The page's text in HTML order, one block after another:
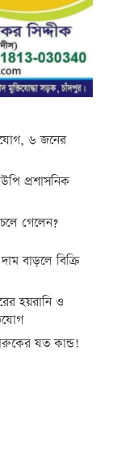
৬ জনের
প্রশাসনিক
গেলেন?
বাড়লে বিক্রি
হয়রানি ও
যত কান্ড!